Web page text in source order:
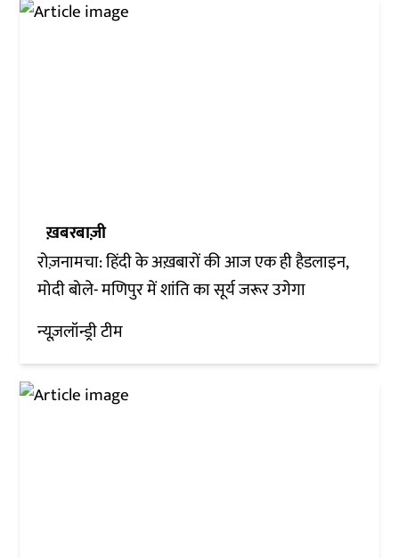
ख़बरबाज़ी
रोज़नामचा: हिंदी के अख़बारों की आज एक ही हैडलाइन,
मोदी बोले- मणिपुर में शांति का सूर्य जरूर उगेगा
न्यूज़लॉन्ड्री टीम